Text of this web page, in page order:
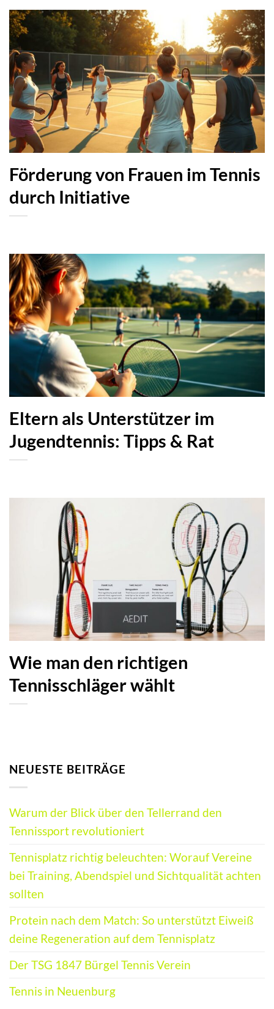
Förderung von Frauen im Tennis
durch Initiative
Eltern als Unterstützer im
Jugendtennis: Tipps & Rat
Wie man den richtigen
Tennisschläger wählt
NEUESTE BEITRÄGE
Warum der Blick über den Tellerrand den
Tennissport revolutioniert
Tennisplatz richtig beleuchten: Worauf Vereine
bei Training, Abendspiel und Sichtqualität achten
sollten
Protein nach dem Match: So unterstützt Eiweiß
deine Regeneration auf dem Tennisplatz
Der TSG 1847 Bürgel Tennis Verein
Tennis in Neuenburg